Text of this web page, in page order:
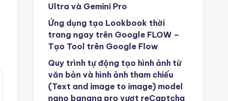
Ultra và Gemini Pro
Ứng dụng tạo Lookbook thời
trang ngay trên Google FLOW –
Tạo Tool trên Google Flow
Quy trình tự động tạo hình ảnh từ
văn bản và hình ảnh tham chiếu
(Text and image to image) model
nano banana pro vượt reCaptcha